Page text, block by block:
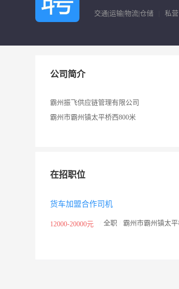
交通|运输|物流|仓储 私营
公司简介
霸州振飞供应链管理有限公司
霸州市霸州镇太平桥西800米
在招职位
货车加盟合作司机
12000-20000元 全职 霸州市霸州镇太